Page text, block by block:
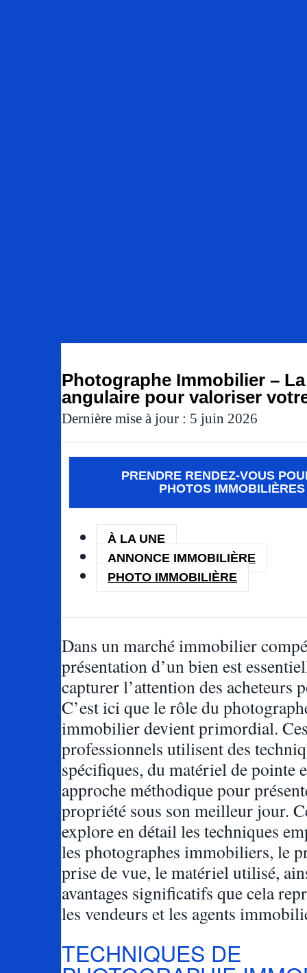
Photographe Immobilier –
angulaire pour valoriser
Dernière mise à jour : 5 juin 2026
PRENDRE RENDEZ-VOUS
PHOTOS IMMOBILIÈRES
À LA UNE
ANNONCE IMMOBILIÈRE
PHOTO IMMOBILIÈRE
Dans un marché immobilier
présentation d’un bien est
capturer l’attention des acheteurs
C’est ici que le rôle du
immobilier devient primordial.
professionnels utilisent des
spécifiques, du matériel de pointe
approche méthodique pour
propriété sous son meilleur jour.
explore en détail les techniques
les photographes immobiliers, le
prise de vue, le matériel utilisé,
avantages significatifs que cela
les vendeurs et les agents
TECHNIQUES DE